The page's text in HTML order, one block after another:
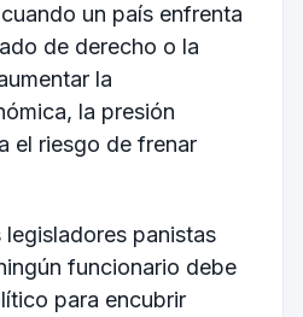
un país enfrenta
de derecho o la
la
la presión
el riesgo de frenar
panistas
funcionario debe
para encubrir